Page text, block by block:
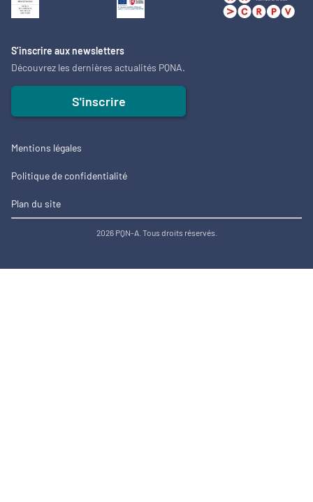
S’inscrire aux newsletters
Découvrez les dernières actualités PQNA.
S'inscrire
Mentions légales
Politique de confidentialité
Plan du site
2026 PQN-A. Tous droits réservés.